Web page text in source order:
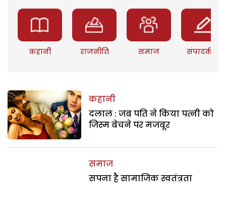
कहानी राजनीति समाज संपादकीय
कहानी
दलाल : जब पति ने किया पत्नी को
जिस्म बेचने पर मजबूर
समाज
सपना है सामाजिक स्वतंत्रता